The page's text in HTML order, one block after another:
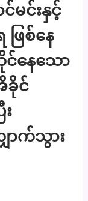
မင်းနှင့်
ြစ်နေ
နေသော
င်
က်သွား